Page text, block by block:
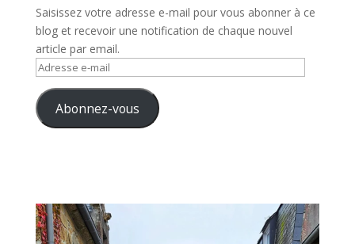
Saisissez votre adresse e-mail pour vous abonner à ce
blog et recevoir une notification de chaque nouvel
article par email.
Adresse
mail Abonnez-vous